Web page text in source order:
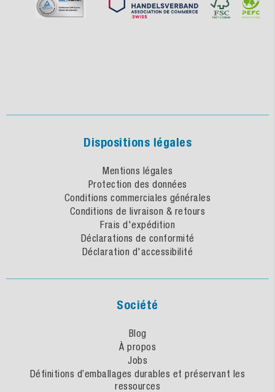
Dispositions légales
Mentions légales
Protection des données
Conditions commerciales générales
Conditions de livraison & retours
Frais d'expédition
Déclarations de conformité
Déclaration d'accessibilité
Société
Blog
À propos
Jobs
Définitions d’emballages durables et préservant les
ressources